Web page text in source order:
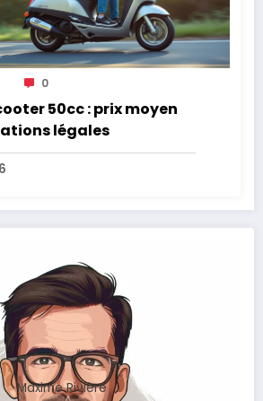
0
50cc : prix moyen
légales
Maxime Rivière